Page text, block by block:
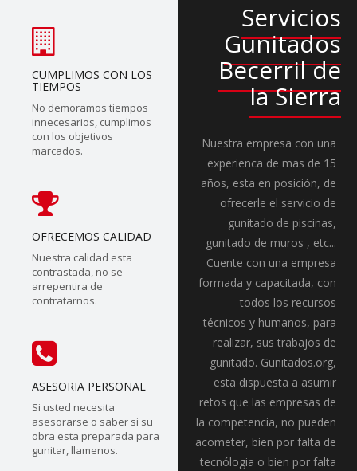
CUMPLIMOS CON LOS
TIEMPOS
No demoramos tiempos
innecesarios, cumplimos
con los objetivos
marcados.
OFRECEMOS CALIDAD
Nuestra calidad esta
contrastada, no se
arrepentira de
contratarnos.
ASESORIA PERSONAL
Si usted necesita
asesorarse o saber si su
obra esta preparada para
gunitar, llamenos.
Servicios
Gunitados
Becerril de
la Sierra
Nuestra empresa con una
experienca de mas de 15
años, esta en posición, de
ofrecerle el servicio de
gunitado de piscinas,
gunitado de muros , etc...
Cuente con una empresa
formada y capacitada, con
todos los recursos
técnicos y humanos, para
realizar, sus trabajos de
gunitado. Gunitados.org,
esta dispuesta a asumir
retos que las empresas de
la competencia, no pueden
acometer, bien por falta de
tecnólogia o bien por falta